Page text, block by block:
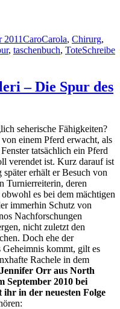
2011CaroCarola, Chirurg,
, taschenbuch, ToteSchreibe
– Die Spur des
seherische Fähigkeiten?
einem Pferd erwacht, als
tatsächlich ein Pferd
verendet ist. Kurz darauf ist
erhält er Besuch von
Turnierreiterin, deren
es bei dem mächtigen
immerhin Schutz von
Nachforschungen
nicht zuletzt den
Doch ehe der
kommt, gilt es
Rachele in dem
Orr aus North
September 2010 bei
in der neuesten Folge